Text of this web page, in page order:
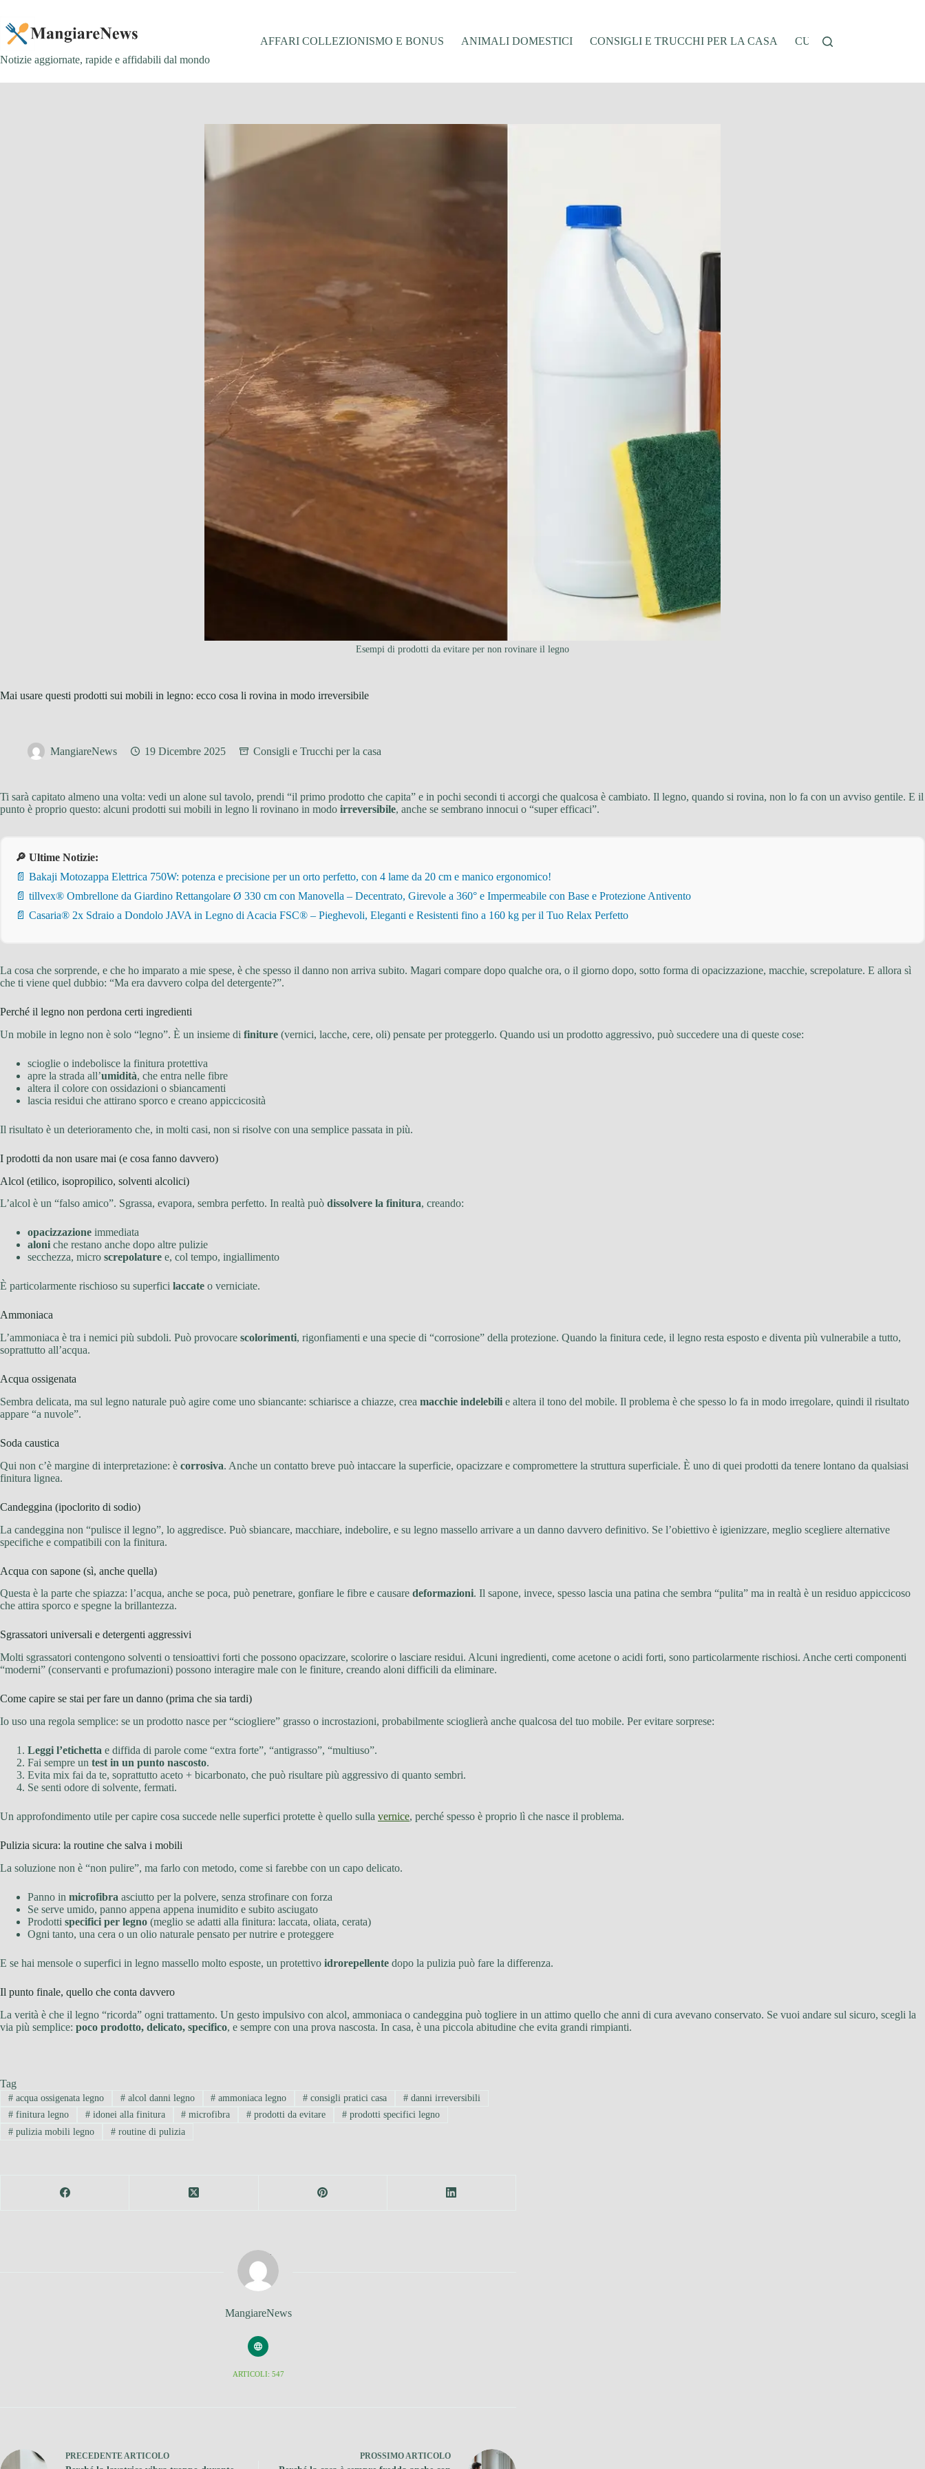
contenuto
Notizie aggiornate, rapide e affidabili dal mondo
AFFARI COLLEZIONISMO E BONUS ANIMALI DOMESTICI CONSIGLI E TRUCCHI PER LA CASA CUCINA E RICETTE
Esempi di prodotti da evitare per non rovinare il legno
Mai usare questi prodotti sui mobili in legno: ecco cosa li rovina in modo irreversibile
MangiareNews 19 Dicembre 2025 Consigli e Trucchi per la casa
Ti sarà capitato almeno una volta: vedi un alone sul tavolo, prendi “il primo prodotto che capita” e in pochi secondi ti accorgi che qualcosa è cambiato. Il legno, quando si rovina, non lo fa con un avviso gentile. E il
punto è proprio questo: alcuni prodotti sui mobili in legno li rovinano in modo irreversibile, anche se sembrano innocui o “super efficaci”.
🔎 Ultime Notizie:
📄 Bakaji Motozappa Elettrica 750W: potenza e precisione per un orto perfetto, con 4 lame da 20 cm e manico ergonomico!
📄 tillvex® Ombrellone da Giardino Rettangolare Ø 330 cm con Manovella – Decentrato, Girevole a 360° e Impermeabile con Base e Protezione Antivento
📄 Casaria® 2x Sdraio a Dondolo JAVA in Legno di Acacia FSC® – Pieghevoli, Eleganti e Resistenti fino a 160 kg per il Tuo Relax Perfetto
La cosa che sorprende, e che ho imparato a mie spese, è che spesso il danno non arriva subito. Magari compare dopo qualche ora, o il giorno dopo, sotto forma di opacizzazione, macchie, screpolature. E allora sì
che ti viene quel dubbio: “Ma era davvero colpa del detergente?”.
Perché il legno non perdona certi ingredienti
Un mobile in legno non è solo “legno”. È un insieme di finiture (vernici, lacche, cere, oli) pensate per proteggerlo. Quando usi un prodotto aggressivo, può succedere una di queste cose:
scioglie o indebolisce la finitura protettiva
apre la strada all’umidità, che entra nelle fibre
altera il colore con ossidazioni o sbiancamenti
lascia residui che attirano sporco e creano appiccicosità
Il risultato è un deterioramento che, in molti casi, non si risolve con una semplice passata in più.
I prodotti da non usare mai (e cosa fanno davvero)
Alcol (etilico, isopropilico, solventi alcolici)
L’alcol è un “falso amico”. Sgrassa, evapora, sembra perfetto. In realtà può dissolvere la finitura, creando:
opacizzazione immediata
aloni che restano anche dopo altre pulizie
secchezza, micro screpolature e, col tempo, ingiallimento
È particolarmente rischioso su superfici laccate o verniciate.
Ammoniaca
L’ammoniaca è tra i nemici più subdoli. Può provocare scolorimenti, rigonfiamenti e una specie di “corrosione” della protezione. Quando la finitura cede, il legno resta esposto e diventa più vulnerabile a tutto,
soprattutto all’acqua.
Acqua ossigenata
Sembra delicata, ma sul legno naturale può agire come uno sbiancante: schiarisce a chiazze, crea macchie indelebili e altera il tono del mobile. Il problema è che spesso lo fa in modo irregolare, quindi il risultato
appare “a nuvole”.
Soda caustica
Qui non c’è margine di interpretazione: è corrosiva. Anche un contatto breve può intaccare la superficie, opacizzare e compromettere la struttura superficiale. È uno di quei prodotti da tenere lontano da qualsiasi
finitura lignea.
Candeggina (ipoclorito di sodio)
La candeggina non “pulisce il legno”, lo aggredisce. Può sbiancare, macchiare, indebolire, e su legno massello arrivare a un danno davvero definitivo. Se l’obiettivo è igienizzare, meglio scegliere alternative
specifiche e compatibili con la finitura.
Acqua con sapone (sì, anche quella)
Questa è la parte che spiazza: l’acqua, anche se poca, può penetrare, gonfiare le fibre e causare deformazioni. Il sapone, invece, spesso lascia una patina che sembra “pulita” ma in realtà è un residuo appiccicoso
che attira sporco e spegne la brillantezza.
Sgrassatori universali e detergenti aggressivi
Molti sgrassatori contengono solventi o tensioattivi forti che possono opacizzare, scolorire o lasciare residui. Alcuni ingredienti, come acetone o acidi forti, sono particolarmente rischiosi. Anche certi componenti
“moderni” (conservanti e profumazioni) possono interagire male con le finiture, creando aloni difficili da eliminare.
Come capire se stai per fare un danno (prima che sia tardi)
Io uso una regola semplice: se un prodotto nasce per “sciogliere” grasso o incrostazioni, probabilmente scioglierà anche qualcosa del tuo mobile. Per evitare sorprese:
Leggi l’etichetta e diffida di parole come “extra forte”, “antigrasso”, “multiuso”.
Fai sempre un test in un punto nascosto.
Evita mix fai da te, soprattutto aceto + bicarbonato, che può risultare più aggressivo di quanto sembri.
Se senti odore di solvente, fermati.
Un approfondimento utile per capire cosa succede nelle superfici protette è quello sulla vernice, perché spesso è proprio lì che nasce il problema.
Pulizia sicura: la routine che salva i mobili
La soluzione non è “non pulire”, ma farlo con metodo, come si farebbe con un capo delicato.
Panno in microfibra asciutto per la polvere, senza strofinare con forza
Se serve umido, panno appena appena inumidito e subito asciugato
Prodotti specifici per legno (meglio se adatti alla finitura: laccata, oliata, cerata)
Ogni tanto, una cera o un olio naturale pensato per nutrire e proteggere
E se hai mensole o superfici in legno massello molto esposte, un protettivo idrorepellente dopo la pulizia può fare la differenza.
Il punto finale, quello che conta davvero
La verità è che il legno “ricorda” ogni trattamento. Un gesto impulsivo con alcol, ammoniaca o candeggina può togliere in un attimo quello che anni di cura avevano conservato. Se vuoi andare sul sicuro, scegli la
via più semplice: poco prodotto, delicato, specifico, e sempre con una prova nascosta. In casa, è una piccola abitudine che evita grandi rimpianti.
Tag
#acqua ossigenata legno #alcol danni legno # ammoniaca legno # consigli pratici casa # danni irreversibili
#finitura legno #idonei alla finitura # microfibra # prodotti da evitare # prodotti specifici legno
#pulizia mobili legno #routine di pulizia
MangiareNews
ARTICOLI: 547
PRECEDENTE ARTICOLO PROSSIMO ARTICOLO